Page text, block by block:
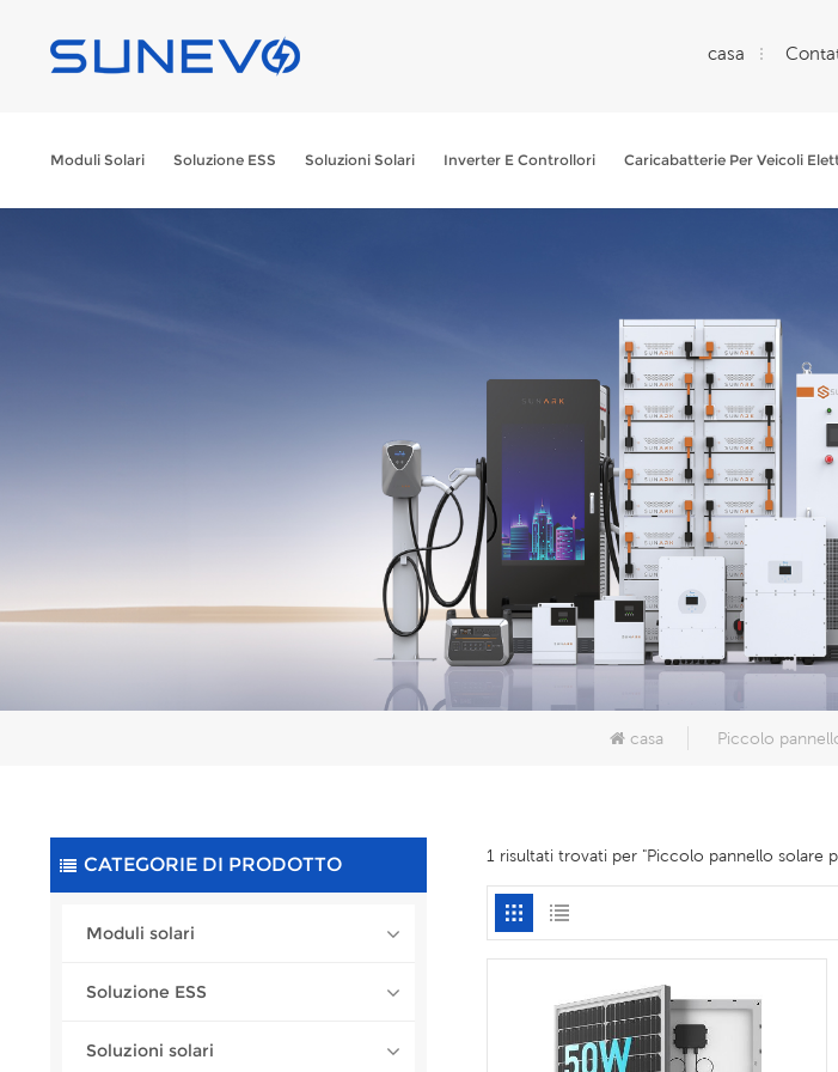
casa
Moduli Solari Soluzione ESS Soluzioni Solari Inverter E Controllori Caricabatterie Per Veicoli
casa Piccolo
CATEGORIE DI PRODOTTO
Moduli solari
Soluzione ESS
Soluzioni solari
1 risultati trovati per "Piccolo pannello solare